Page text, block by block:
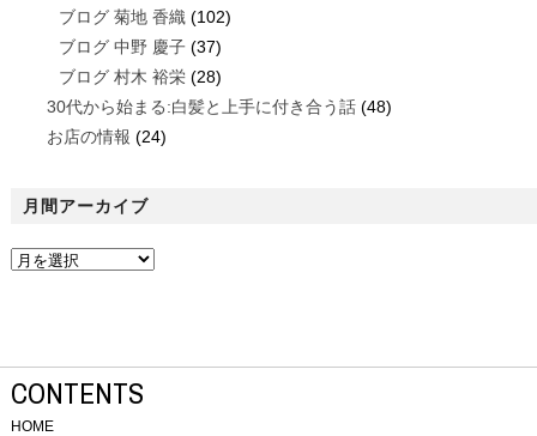
ブログ 菊地 香織(102)
ブログ 中野 慶子(37)
ブログ 村木 裕栄(28)
30代から始まる:白髪と上手に付き合う話(48)
お店の情報 (24)
月間アーカイブ
CONTENTS
HOME